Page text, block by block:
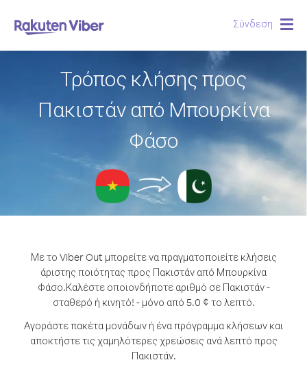
Σύνδεση
Τρόπος κλήσης προς
Πακιστάν από Μπουρκίνα
Φάσο
Με το Viber Out μπορείτε να πραγματοποιείτε κλήσεις
άριστης ποιότητας προς Πακιστάν από Μπουρκίνα
Φάσο.Καλέστε οποιονδήποτε αριθμό σε Πακιστάν -
σταθερό ή κινητό! - μόνο από 5.0 ¢ το λεπτό.
Αγοράστε πακέτα μονάδων ή ένα πρόγραμμα κλήσεων και
αποκτήστε τις χαμηλότερες χρεώσεις ανά λεπτό προς
Πακιστάν.